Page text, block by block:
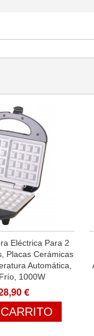
Eléctrica Para 2
Placas Cerámicas
Automática,
1000W
€